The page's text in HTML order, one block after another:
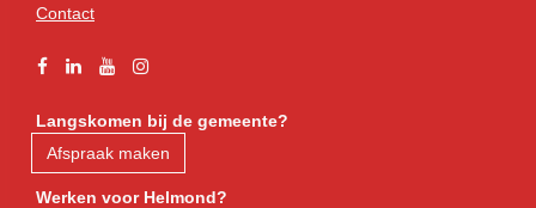
Contact
FacebookLinkedinYouTubeInstagram
Langskomen bij de gemeente?
Afspraak maken
Werken voor Helmond?